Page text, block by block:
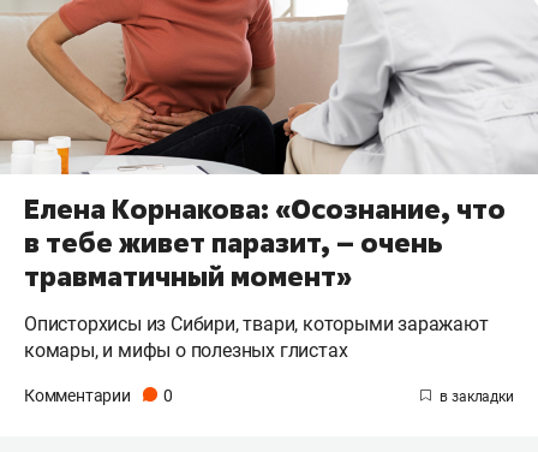
Елена Корнакова: «Осознание, что
в тебе живет паразит, – очень
травматичный момент»
Описторхисы из Сибири, твари, которыми заражают
комары, и мифы о полезных глистах
Комментарии 0